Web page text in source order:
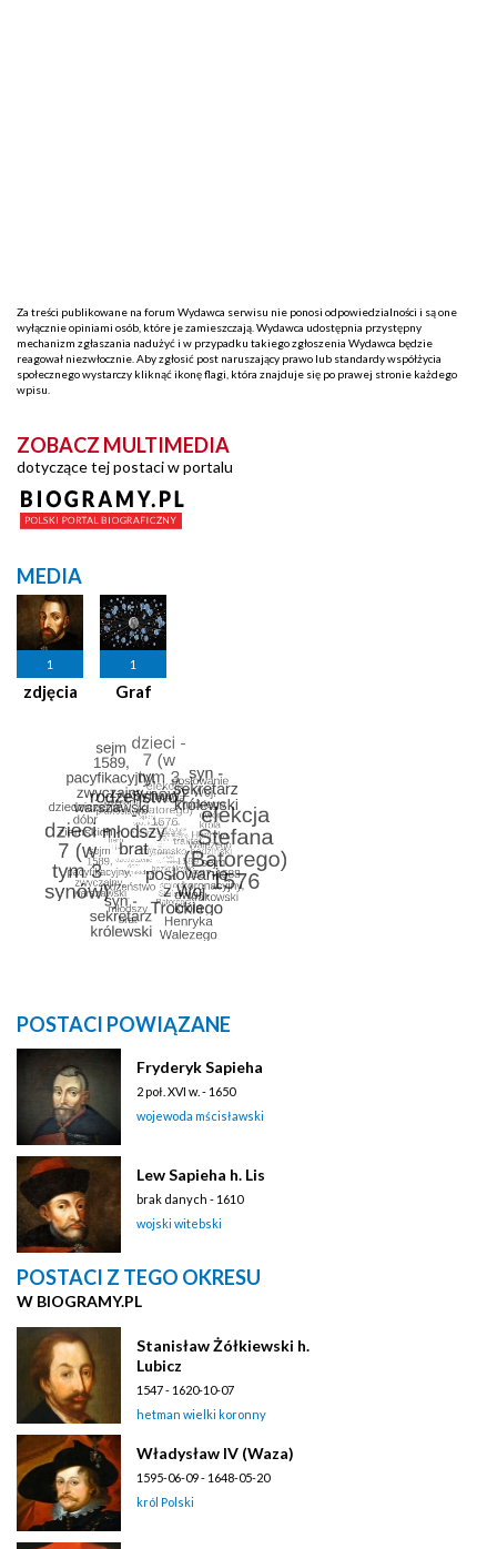
Za treści publikowane na forum Wydawca serwisu nie ponosi odpowiedzialności i są one
wyłącznie opiniami osób, które je zamieszczają. Wydawca udostępnia przystępny
mechanizm zgłaszania nadużyć i w przypadku takiego zgłoszenia Wydawca będzie
reagował niezwłocznie. Aby zgłosić post naruszający prawo lub standardy współżycia
społecznego wystarczy kliknąć ikonę flagi, która znajduje się po prawej stronie każdego
wpisu.
ZOBACZ MULTIMEDIA
dotyczące tej postaci w portalu
MEDIA
1
zdjęcia
1
Graf
POSTACI POWIĄZANE
Fryderyk Sapieha
2 poł. XVI w. - 1650
wojewoda mścisławski
Lew Sapieha h. Lis
brak danych - 1610
wojski witebski
POSTACI Z TEGO OKRESU
W BIOGRAMY.PL
Stanisław Żółkiewski h.
Lubicz
1547 - 1620-10-07
hetman wielki koronny
Władysław IV (Waza)
1595-06-09 - 1648-05-20
król Polski